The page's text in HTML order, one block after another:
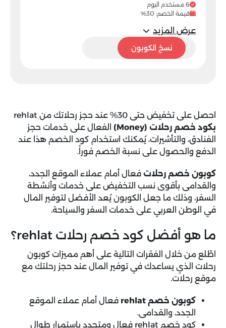
6 مستخدم اليوم
قيمة الخصم: 30%
عرض المزيد
Moneyنسخ الكوبون
احصل على تخفيض حتى 30% عند حجز رحلاتك من rehlat
بكود خصم رحلات (Money)
الفعال على خدمات حجز
الفنادق، والتأشيرات، يُمكنك استخدام كود الخصم هذا عند
الدفع والحصول على نسبة الخصم فوراً.
كوبون خصم رحلات فعال أمام عملاء الموقع الجدد،
والقدامى بأقوى نسب التخفيض على خدمات وأنشطة
السفر، وذلك ما جعل الكوبون يُعد الأفضل لتوفير المال
في الوطن العربي على خدمات السفر والسياحة.
ما هو أفضل كود خصم رحلات rehlat؟
اطّلع من خلال الفقرات التالية على أهم مميزات كوبون
رحلات الذي يساعدك في توفير المال عند حجز رحلتك مع
موقع رحلات.
كوبون خصم rehlat
فعال أمام عملاء الموقع
الجدد، والقدامى.
كود خصم rehlat فعال ومتجدد باستمرار طوال